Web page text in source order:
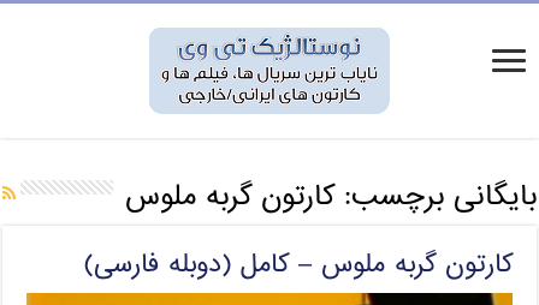
بایگانی برچسب:کارتون گربه ملوس
کارتون گربه ملوس – کامل (دوبله فارسی)